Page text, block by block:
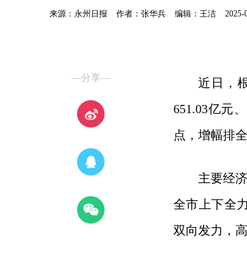
来源：永州日报 作者：张华兵 编辑：王洁 2025-
—分享—
近日，
651.03亿元
点，增幅排
主要经
全市上下全
双向发力，